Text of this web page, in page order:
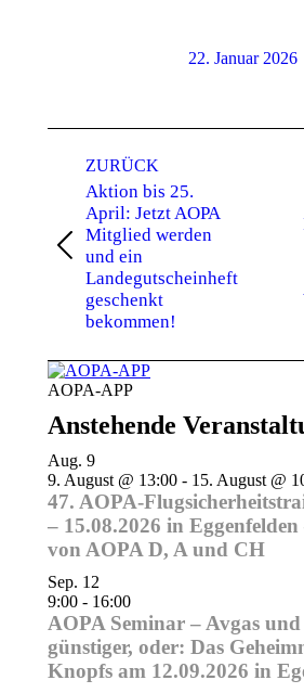
22. Januar 2026
ZURÜCK
Vorheriger
Beitrag:
Aktion bis 25.
April: Jetzt AOPA
Mitglied werden
und ein
Landegutscheinheft
geschenkt
bekommen!
AOPA-APP
Anstehende
Aug. 9
9. August @ 13:00 - 15. August @
47. AOPA-
– 15.08.2026 in
von AOPA D, A und CH
Sep. 12
9:00 - 16:00
AOPA Seminar – Avgas
günstiger, oder: Das
Knopfs am 12.09.2026 in